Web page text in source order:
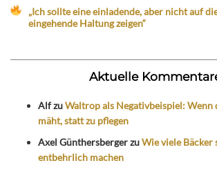
„Ich sollte eine einladende, aber nicht auf
eingehende Haltung zeigen“
Aktuelle
AlfzuWaltrop als Negativbeispiel: Wenn
mäht, statt zu pflegen
Axel GünthersbergerzuWie viele Bäcker
entbehrlich machen